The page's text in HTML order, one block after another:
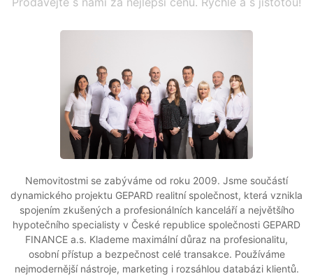
Nemovitostmi se zabýváme od roku 2009. Jsme součástí
dynamického projektu GEPARD realitní společnost, která vznikla
spojením zkušených a profesionálních kanceláří a největšího
hypotečního specialisty v České republice společnosti GEPARD
FINANCE a.s. Klademe maximální důraz na profesionalitu,
osobní přístup a bezpečnost celé transakce. Používáme
nejmodernější nástroje, marketing i rozsáhlou databázi klientů.